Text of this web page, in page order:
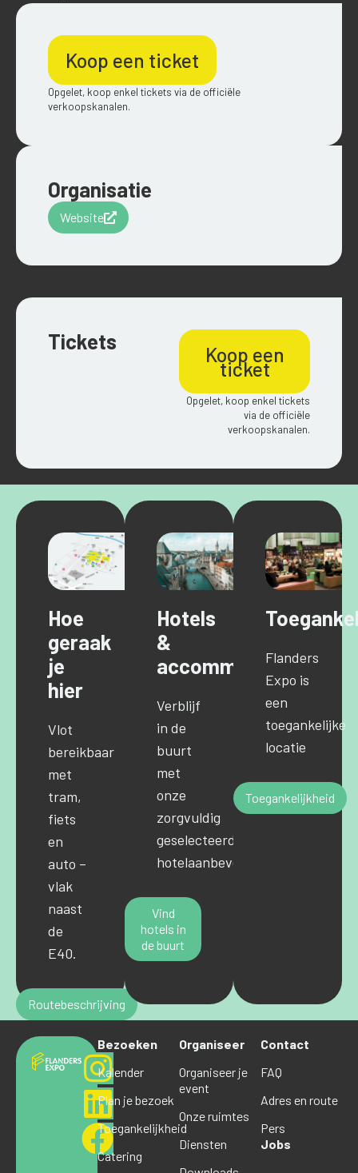
Koop een ticket
Opgelet, koop enkel tickets via de officiële
verkoopskanalen.
Organisatie
Website
Tickets
Koop een
ticket
Opgelet, koop enkel tickets
via de officiële
verkoopskanalen.
Hoe
geraak
je
hier
Vlot
bereikbaar
met
tram,
fiets
en
auto –
vlak
naast
de
E40.
Routebeschrijving
Hotels
&
accommodaties
Verblijf
in de
buurt
met
onze
zorgvuldig
geselecteerde
hotelaanbevelingen.
Vind
hotels in
de buurt
Flanders
Expo is
een
toegankelijke
locatie
Toegankelijkheid
Bezoeken
Kalender
Plan je bezoek
Toegankelijkheid
Catering
Organiseer
Organiseer je
event
Onze ruimtes
Diensten
Contact
FAQ
Adres en route
Pers
Jobs